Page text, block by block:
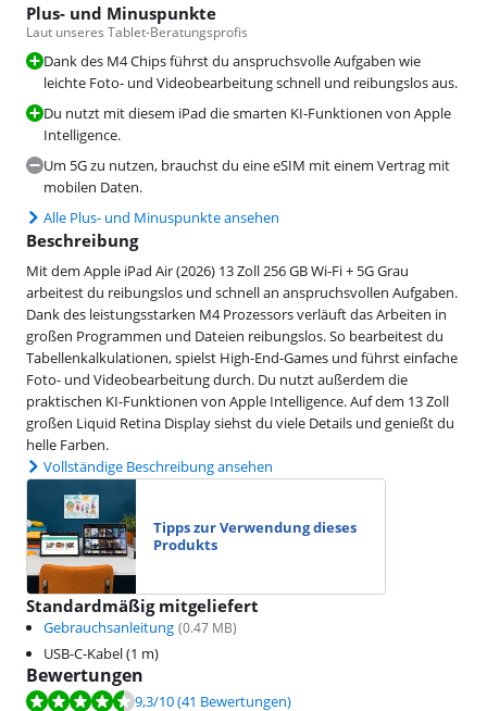
Plus- und Minuspunkte
Laut unseres Tablet-Beratungsprofis
Dank des M4 Chips führst du anspruchsvolle Aufgaben wie
leichte Foto- und Videobearbeitung schnell und reibungslos aus.
Du nutzt mit diesem iPad die smarten KI-Funktionen von Apple
Intelligence.
Um 5G zu nutzen, brauchst du eine eSIM mit einem Vertrag mit
mobilen Daten.
Alle Plus- und Minuspunkte ansehen
Beschreibung
Mit dem Apple iPad Air (2026) 13 Zoll 256 GB Wi-Fi + 5G Grau
arbeitest du reibungslos und schnell an anspruchsvollen Aufgaben.
Dank des leistungsstarken M4 Prozessors verläuft das Arbeiten in
großen Programmen und Dateien reibungslos. So bearbeitest du
Tabellenkalkulationen, spielst High-End-Games und führst einfache
Foto- und Videobearbeitung durch. Du nutzt außerdem die
praktischen KI-Funktionen von Apple Intelligence. Auf dem 13 Zoll
großen Liquid Retina Display siehst du viele Details und genießt du
helle Farben.
Vollständige Beschreibung ansehen
Tipps zur Verwendung dieses
Produkts
Standardmäßig mitgeliefert
Gebrauchsanleitung (0.47 MB)
USB-C-Kabel (1 m)
Bewertungen
Bewertet mit 9,3 von 10, basierend auf 41 Bewertungen.
9,3/10(41 Bewertungen)